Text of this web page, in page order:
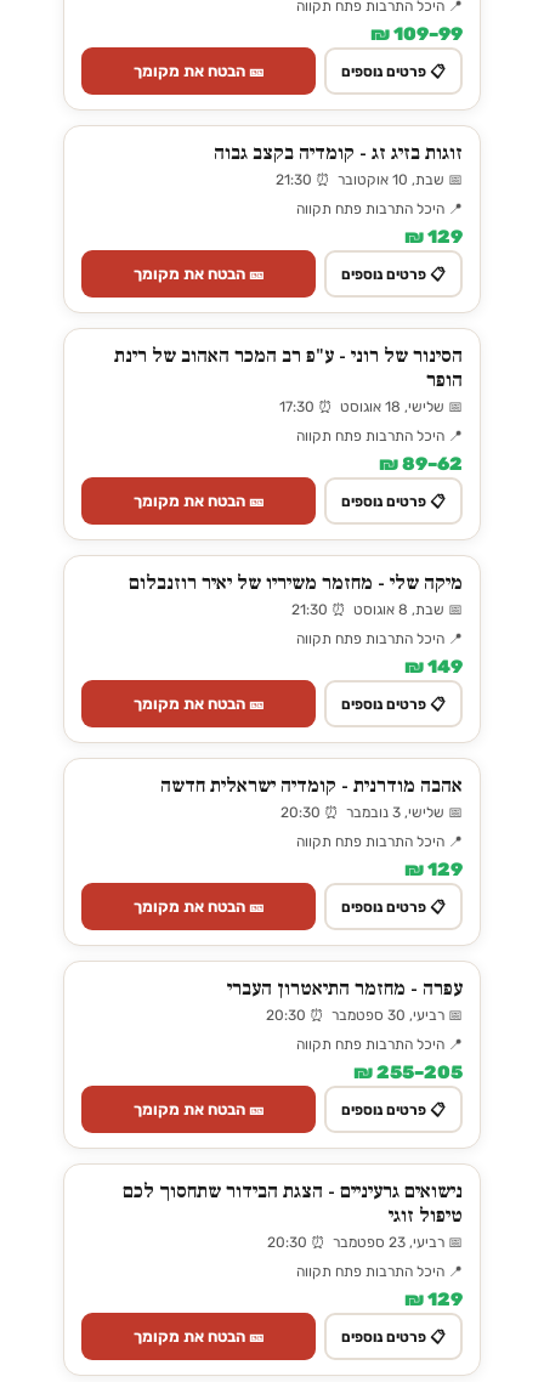
📍 היכל התרבות פתח תקווה
99–109 ₪
📋 פרטים נוספים 🎫 הבטח את מקומך
זוגות בזיג זג - קומדיה בקצב גבוה
📅 שבת, 10 אוקטובר ⏰ 21:30
📍 היכל התרבות פתח תקווה
129 ₪
📋 פרטים נוספים 🎫 הבטח את מקומך
הסינור של רוני - ע"פ רב המכר האהוב של רינת
הופר
📅 שלישי, 18 אוגוסט ⏰ 17:30
📍 היכל התרבות פתח תקווה
62–89 ₪
📋 פרטים נוספים 🎫 הבטח את מקומך
מיקה שלי - מחזמר משיריו של יאיר רוזנבלום
📅 שבת, 8 אוגוסט ⏰ 21:30
📍 היכל התרבות פתח תקווה
149 ₪
📋 פרטים נוספים 🎫 הבטח את מקומך
אהבה מודרנית - קומדיה ישראלית חדשה
📅 שלישי, 3 נובמבר ⏰ 20:30
📍 היכל התרבות פתח תקווה
129 ₪
📋 פרטים נוספים 🎫 הבטח את מקומך
עפרה - מחזמר התיאטרון העברי
📅 רביעי, 30 ספטמבר ⏰ 20:30
📍 היכל התרבות פתח תקווה
205–255 ₪
📋 פרטים נוספים 🎫 הבטח את מקומך
נישואים גרעיניים - הצגת הבידור שתחסוך לכם
טיפול זוגי
📅 רביעי, 23 ספטמבר ⏰ 20:30
📍 היכל התרבות פתח תקווה
129 ₪
📋 פרטים נוספים 🎫 הבטח את מקומך